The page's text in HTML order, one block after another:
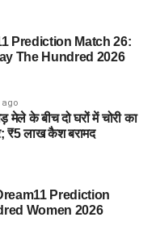
Prediction Match 26:
The Hundred 2026
ago
के बीच दो घरों में चोरी का
₹5 लाख कैश बरामद
Prediction
Women 2026